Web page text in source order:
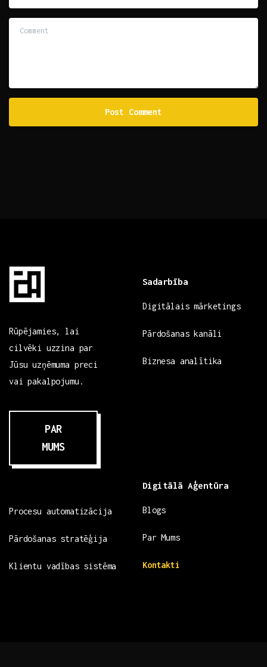
Rūpējamies, lai
cilvēki uzzina par
Jūsu uzņēmuma preci
vai pakalpojumu.
PAR
MUMS
Sadarbība
Digitālais mārketings
Pārdošanas kanāli
Biznesa analītika
Procesu automatizācija
Pārdošanas stratēģija
Klientu vadības sistēma
Digitālā Aģentūra
Blogs
Par Mums
Kontakti